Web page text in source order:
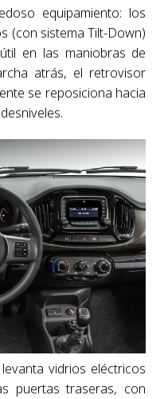
equipamiento: los
(con sistema Tilt-Down)
en las maniobras de
atrás, el retrovisor
se reposiciona hacia
vidrios eléctricos
puertas traseras, con